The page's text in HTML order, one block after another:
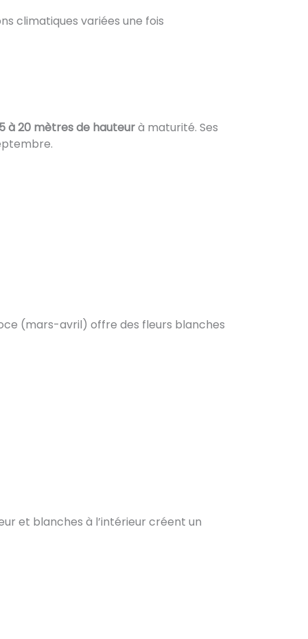
climatiques variées une fois
à 20 mètres de hauteurà maturité. Ses
(mars-avril) offre des fleurs blanches
et blanches à l’intérieur créent un